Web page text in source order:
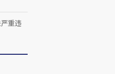
重违